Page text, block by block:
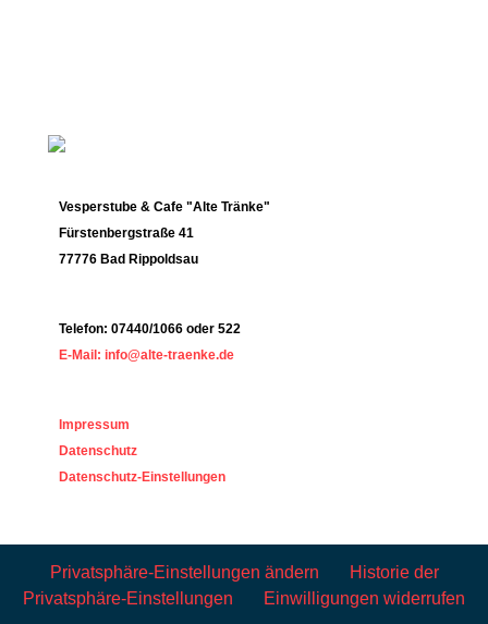
Vesperstube & Cafe "Alte Tränke"
Fürstenbergstraße 41
77776 Bad Rippoldsau
Telefon: 07440/1066 oder 522
E-Mail: info@alte-traenke.de
Impressum
Datenschutz
Datenschutz-Einstellungen
Privatsphäre-Einstellungen ändern
Historie der
Privatsphäre-Einstellungen
Einwilligungen widerrufen